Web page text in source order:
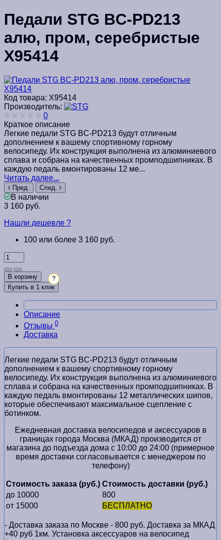
Педали STG BC-PD213
алю, пром, серебристые
Х95414
Код товара: Х95414
Производитель:
0
Краткое описание
Легкие педали STG BC-PD213 будут отличным
дополнением к вашему спортивному горному
велосипеду. Их конструкция выполнена из алюминиевого
сплава и собрана на качественных промподшипниках. В
каждую педаль вмонтированы 12 ме...
Читать далее...
Пред. След.
В наличии
3 160 руб.
Нашли дешевле ?
100 или более 3 160 руб.
В корзину
Купить в 1 клик
?
Описание
Отзывы 0
Доставка
Легкие педали STG BC-PD213 будут отличным
дополнением к вашему спортивному горному
велосипеду. Их конструкция выполнена из алюминиевого
сплава и собрана на качественных промподшипниках. В
каждую педаль вмонтированы 12 металлических шипов,
которые обеспечивают максимальное сцепление с
ботинком.
Ежедневная доставка велосипедов и аксессуаров в
границах города Москва (МКАД) производится от
магазина до подъезда дома с 10:00 до 24:00 (примерное
время доставки согласовывается с менеджером по
телефону)
Стоимость заказа (руб.) Стоимость доставки (руб.)
до 10000
800
от 15000
БЕСПЛАТНО
- Доставка заказа по Москве - 800 руб. Доставка за МКАД
+40 руб 1км. Установка аксессуаров на велосипед